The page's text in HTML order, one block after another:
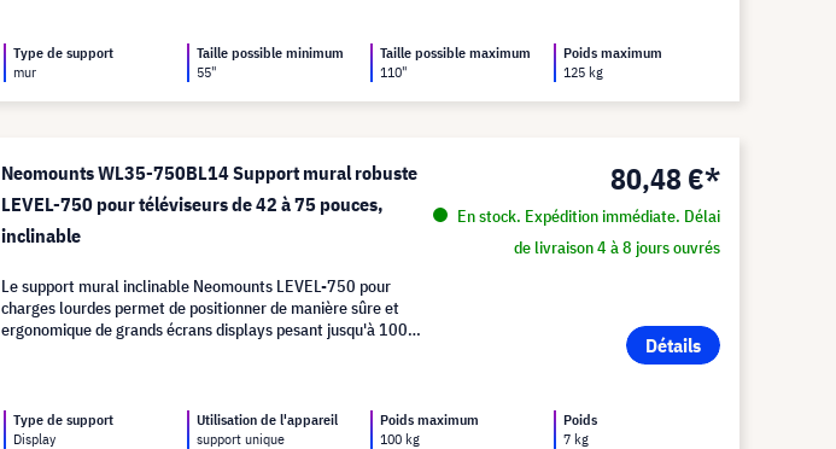
Type de support
mur
Taille possible minimum
55"
Taille possible maximum
110"
Poids maximum
125 kg
Neomounts WL35-750BL14 Support mural robuste
LEVEL-750 pour téléviseurs de 42 à 75 pouces,
inclinable
80,48 €*
En stock. Expédition immédiate. Délai
de livraison 4 à 8 jours ouvrés
Détails
Le support mural inclinable Neomounts LEVEL-750 pour
charges lourdes permet de positionner de manière sûre et
ergonomique de grands écrans displays pesant jusqu'à 100
Type de support
Display
Utilisation de l'appareil
support unique
Poids maximum
100 kg
Poids
7 kg